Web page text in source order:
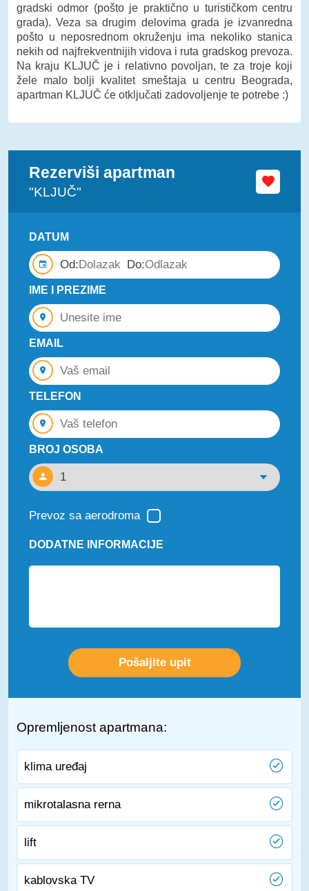
Rezerviši apartman
"KLJUČ"
DATUM
Od: Do:
IME I PREZIME
EMAIL
TELEFON
BROJ OSOBA
Prevoz sa aerodroma
DODATNE INFORMACIJE
gradski odmor (pošto je praktično u turističkom centru
grada). Veza sa drugim delovima grada je izvanredna
pošto u neposrednom okruženju ima nekoliko stanica
nekih od najfrekventnijih vidova i ruta gradskog prevoza.
Na kraju KLJUČ je i relativno povoljan, te za troje koji
žele malo bolji kvalitet smeštaja u centru Beograda,
apartman KLJUČ će otključati zadovoljenje te potrebe :)
Opremljenost apartmana:
klima uređaj
mikrotalasna rerna
lift
kablovska TV